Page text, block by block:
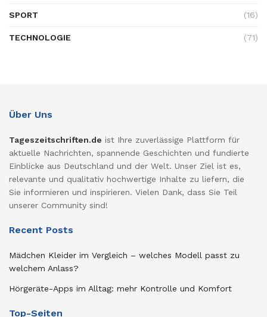
SPORT (16)
TECHNOLOGIE (71)
Über Uns
Tageszeitschriften.de ist Ihre zuverlässige Plattform für
aktuelle Nachrichten, spannende Geschichten und fundierte
Einblicke aus Deutschland und der Welt. Unser Ziel ist es,
relevante und qualitativ hochwertige Inhalte zu liefern, die
Sie informieren und inspirieren. Vielen Dank, dass Sie Teil
unserer Community sind!
Recent Posts
Mädchen Kleider im Vergleich – welches Modell passt zu
welchem Anlass?
Hörgeräte-Apps im Alltag: mehr Kontrolle und Komfort
Top-Seiten